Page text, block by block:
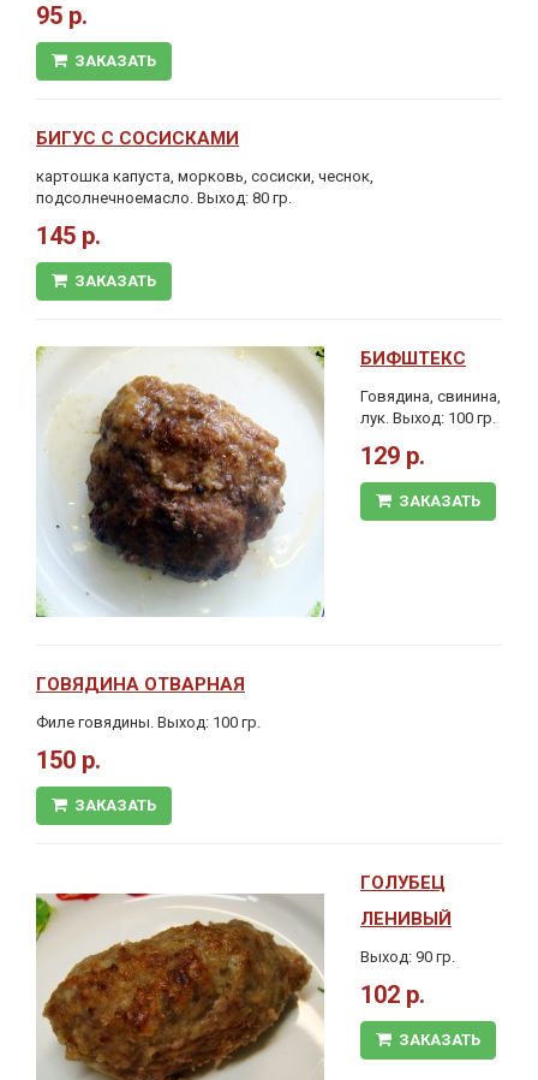
95 р.
ЗАКАЗАТЬ
БИГУС С СОСИСКАМИ
картошка капуста, морковь, сосиски, чеснок,
подсолнечноемасло. Выход: 80 гр.
145 р.
ЗАКАЗАТЬ
БИФШТЕКС
Говядина, свинина,
лук. Выход: 100 гр.
129 р.
ЗАКАЗАТЬ
ГОВЯДИНА ОТВАРНАЯ
Филе говядины. Выход: 100 гр.
150 р.
ЗАКАЗАТЬ
ГОЛУБЕЦ
ЛЕНИВЫЙ
Выход: 90 гр.
102 р.
ЗАКАЗАТЬ